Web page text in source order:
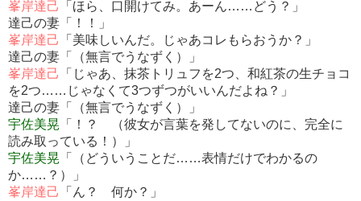
峯岸達己
「ほら、口開けてみ。あーん……どう？」
達己の妻「！！」
峯岸達己
「美味しいんだ。じゃあコレもらおうか？」
達己の妻「（無言でうなずく）」
峯岸達己
「じゃあ、抹茶トリュフを2つ、和紅茶の生チョコ
を2つ……じゃなくて3つずつがいいんだよね？」
達己の妻「（無言でうなずく）」
宇佐美晃 「！？ （彼女が言葉を発してないのに、完全に
読み取っている！）」
宇佐美晃 「（どういうことだ……表情だけでわかるの
か……？）」
峯岸達己
「ん？ 何か？」